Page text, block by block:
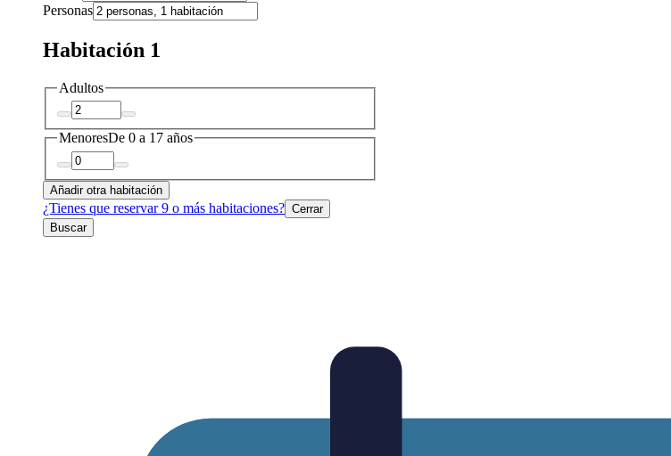
Personas
Habitación 1
Adultos
MenoresDe 0 a 17 años
Añadir otra habitación
¿Tienes que reservar 9 o más habitaciones? Cerrar
Buscar